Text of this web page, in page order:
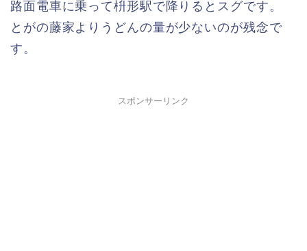
路面電車に乗って枡形駅で降りるとスグです。
とがの藤家よりうどんの量が少ないのが残念で
す。
スポンサーリンク